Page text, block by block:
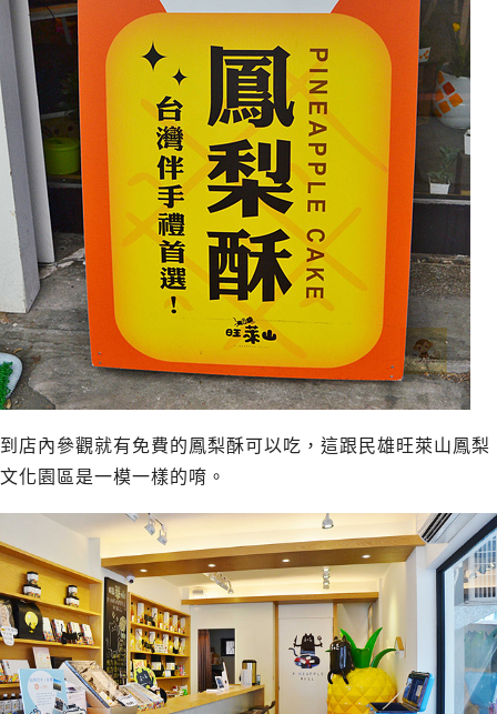
到店內參觀就有免費的鳳梨酥可以吃，這跟民雄旺萊山鳳梨
文化園區是一模一樣的唷。